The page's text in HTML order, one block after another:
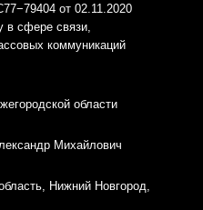
от 02.11.2020
в сфере связи,
коммуникаций
области
Михайлович
Нижний Новгород,